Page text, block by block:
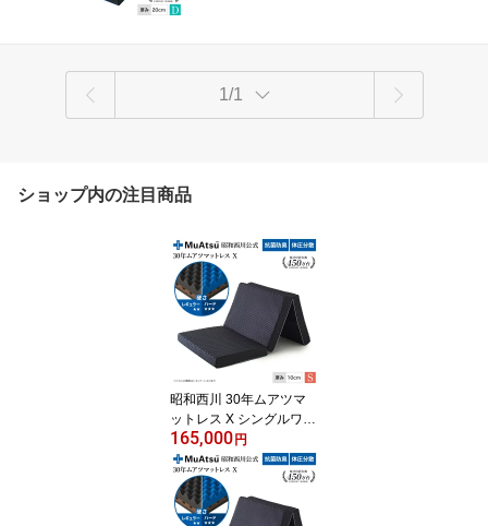
1/1
ショップ内の注目商品
昭和西川 30年ムアツマ
ットレス X シングルワイ
ドシングル レギュラー・
ハード 三つ折り 敷布団
ウレタン 凹凸構造 3層構
造 体圧分散 厚さ10cm 抗
菌防臭 グレー
165,000 円